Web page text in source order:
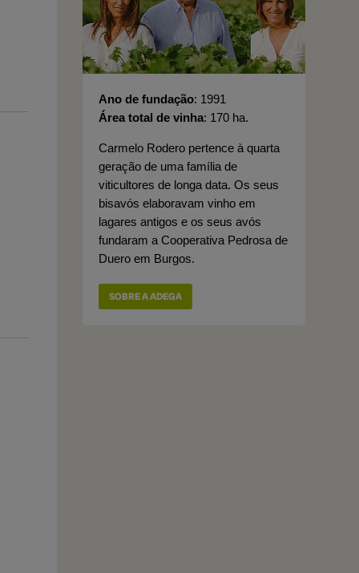
Ano de fundação 1991
Área total de vinha 170 ha.
Carmelo Rodero pertence à quarta
geração de uma família de
viticultores de longa data. Os seus
bisavós elaboravam vinho em
lagares antigos e os seus avós
fundaram a Cooperativa Pedrosa de
Duero em Burgos.
SOBRE A ADEGA